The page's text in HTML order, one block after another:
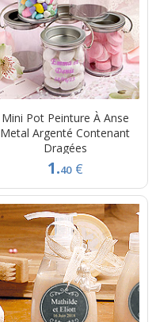
Mini Pot Peinture À Anse
Metal Argenté Contenant
Dragées
1.40 €